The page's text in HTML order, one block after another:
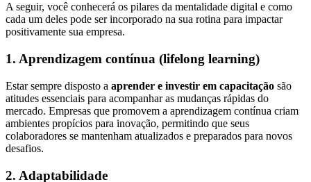
A seguir, você conhecerá os pilares da mentalidade digital e como
cada um deles pode ser incorporado na sua rotina para impactar
positivamente sua empresa.
1. Aprendizagem contínua (lifelong learning)
Estar sempre disposto a aprender e investir em capacitação são
atitudes essenciais para acompanhar as mudanças rápidas do
mercado. Empresas que promovem a aprendizagem contínua criam
ambientes propícios para inovação, permitindo que seus
colaboradores se mantenham atualizados e preparados para novos
desafios.
2. Adaptabilidade